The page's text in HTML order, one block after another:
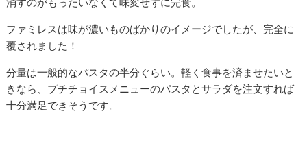
ファミレスは味が濃いものばかりのイメージでしたが、完全に
覆されました！
分量は一般的なパスタの半分ぐらい。軽く食事を済ませたいと
きなら、プチチョイスメニューのパスタとサラダを注文すれば
十分満足できそうです。